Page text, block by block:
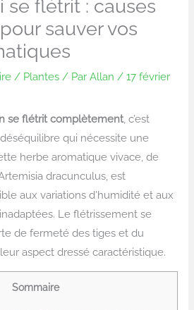
se flétrit : causes
sauver vos
/ Plantes / ParAllan /17 février
se flétrit complètement, c’est
qui nécessite une
herbe aromatique vivace, de
dracunculus, est
aux variations d’humidité et aux
Le flétrissement se
de fermeté des tiges et du
aspect dressé caractéristique.
Sommaire